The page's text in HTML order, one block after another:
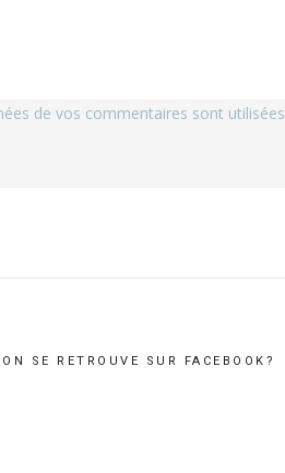
de vos commentaires sont utilisées
ON SE RETROUVE SUR FACEBOOK?